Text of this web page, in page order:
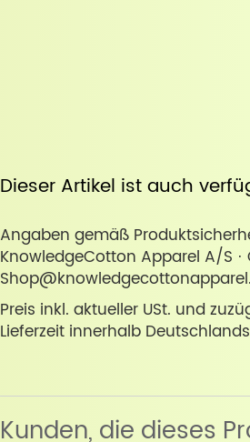
Dieser Artikel ist auch
Angaben gemäß
KnowledgeCotton Apparel A/S ·
Preis inkl. aktueller USt. und
Lieferzeit innerhalb
Kunden, die dieses